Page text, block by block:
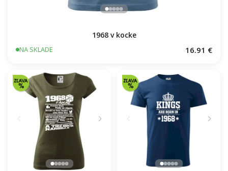
1968 v kocke
NA SKLADE 16.91 €